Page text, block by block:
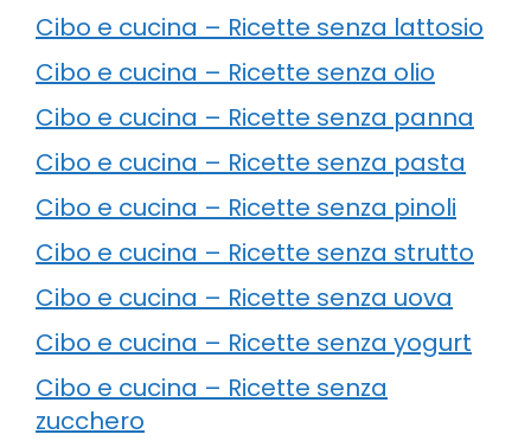
Cibo e cucina – Ricette senza lattosio
Cibo e cucina – Ricette senza olio
Cibo e cucina – Ricette senza panna
Cibo e cucina – Ricette senza pasta
Cibo e cucina – Ricette senza pinoli
Cibo e cucina – Ricette senza strutto
Cibo e cucina – Ricette senza uova
Cibo e cucina – Ricette senza yogurt
Cibo e cucina – Ricette senza
zucchero